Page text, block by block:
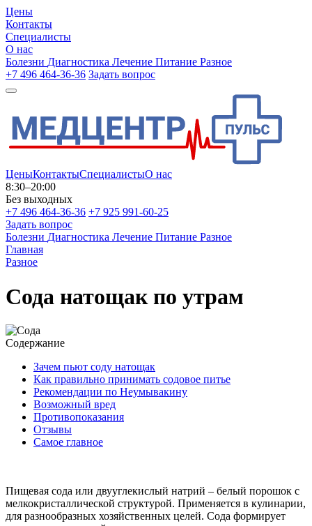
Цены
Контакты
Специалисты
О нас
Болезни Диагностика Лечение Питание Разное
+7 496 464-36-36 Задать вопрос
ЦеныКонтактыСпециалистыО нас
8:30–20:00
Без выходных
+7 496 464-36-36 +7 925 991-60-25
Задать вопрос
Болезни Диагностика Лечение Питание Разное
Главная
Разное
Сода натощак по утрам
Содержание
Зачем пьют соду натощак
Как правильно принимать содовое питье
Рекомендации по Неумывакину
Возможный вред
Противопоказания
Отзывы
Самое главное
Пищевая сода или двууглекислый натрий – белый порошок с
мелкокристаллической структурой. Применяется в кулинарии,
для разнообразных хозяйственных целей. Сода формирует